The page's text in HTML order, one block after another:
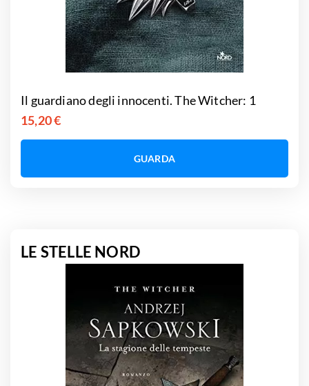
Il guardiano degli innocenti. The Witcher: 1
15,20 €
GUARDA
LE STELLE NORD